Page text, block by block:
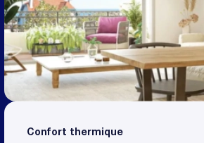
Confort thermique